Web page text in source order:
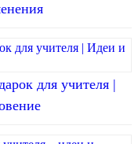
для учителя |